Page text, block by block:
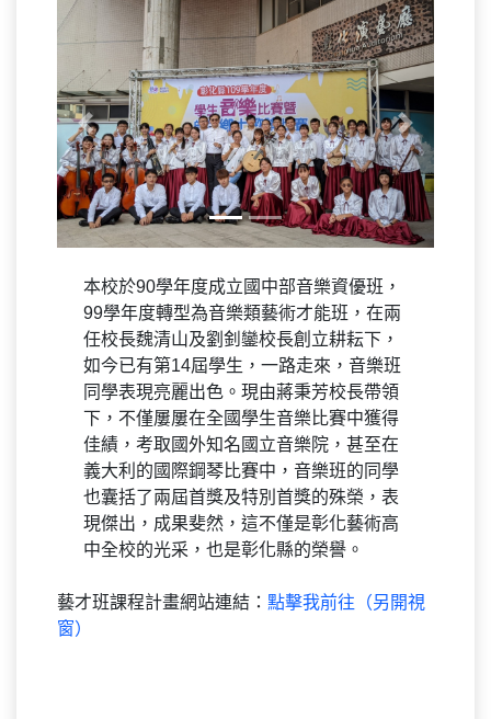
Previous Next
本校於90學年度成立國中部音樂資優班，
99學年度轉型為音樂類藝術才能班，在兩
任校長魏清山及劉釗鑾校長創立耕耘下，
如今已有第14屆學生，一路走來，音樂班
同學表現亮麗出色。現由蔣秉芳校長帶領
下，不僅屢屢在全國學生音樂比賽中獲得
佳績，考取國外知名國立音樂院，甚至在
義大利的國際鋼琴比賽中，音樂班的同學
也囊括了兩屆首獎及特別首獎的殊榮，表
現傑出，成果斐然，這不僅是彰化藝術高
藝才班課程計畫網站連結：